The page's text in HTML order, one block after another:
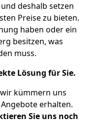
deshalb setzen
Preise zu bieten.
haben oder ein
besitzen, was
muss.
Lösung für Sie.
kümmern uns
erhalten.
Sie uns noch